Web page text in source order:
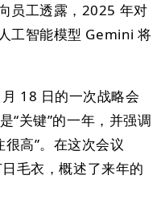
员工透露，2025 年对
工智能模型 Gemini 将
18 日的一次战略会
“关键”的一年，并强调
高”。在这次会议
毛衣，概述了来年的